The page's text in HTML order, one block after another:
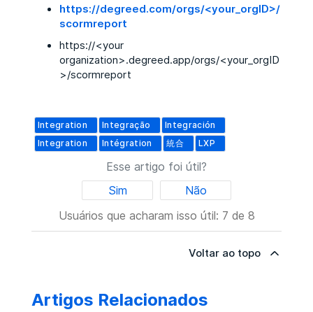
https://degreed.com/orgs/<your_orgID>/
scormreport
https://<your
organization>.degreed.app/orgs/<your_orgID
>/scormreport
Integration Integração
Integración
Integration
Intégration 統合 LXP
Esse artigo foi útil?
Sim
Não
Usuários que acharam isso útil: 7 de 8
Voltar ao topo
Artigos Relacionados